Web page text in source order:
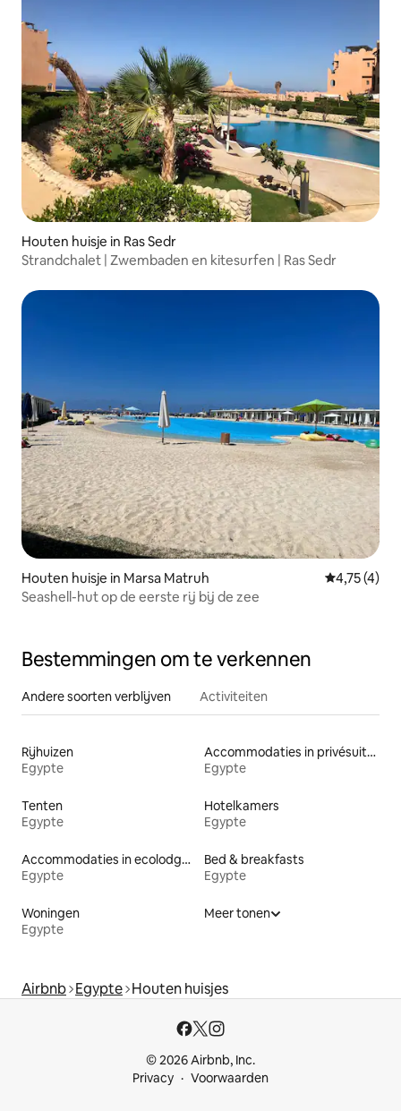
Houten huisje in Ras Sedr
Strandchalet | Zwembaden en kitesurfen | Ras Sedr
Houten huisje in Marsa Matruh
4,75 (4)
Seashell-hut op de eerste rij bij de zee
Bestemmingen om te verkennen
Andere soorten verblijven Activiteiten
Rijhuizen
Egypte
Accommodaties in privésuites
Egypte
Tenten
Egypte
Hotelkamers
Egypte
Accommodaties in ecolodges
Egypte
Bed & breakfasts
Egypte
Woningen
Egypte
Meer tonen
Airbnb Egypte Houten huisjes
© 2026 Airbnb, Inc.
Privacy
Voorwaarden